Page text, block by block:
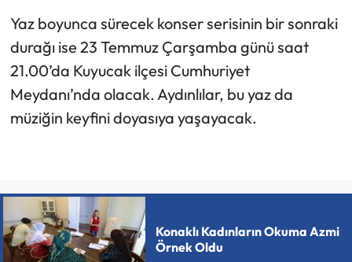
Yaz boyunca sürecek konser serisinin bir sonraki
durağı ise 23 Temmuz Çarşamba günü saat
21.00’da Kuyucak ilçesi Cumhuriyet
Meydanı’nda olacak. Aydınlılar, bu yaz da
müziğin keyfini doyasıya yaşayacak.
Konaklı Kadınların Okuma Azmi
Örnek Oldu